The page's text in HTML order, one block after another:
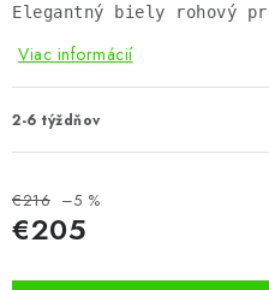
Kontakty Podmienky ochrany
Reklamácie a odstúpenie od
Obchodné podmienky 2024
Elegantný biely rohový
Viac informácií
2-6 týždňov
€216 –5 %
€205